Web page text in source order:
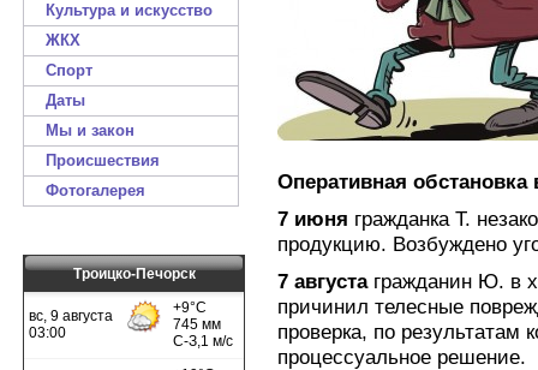
Культура и искусство
ЖКХ
Спорт
Даты
Мы и закон
Происшествия
Фотогалерея
Троицко-Печорск
Оперативная обстановка
7 июня гражданка Т.
продукцию. Возбуждено
7 августагражданин Ю. в
причинил телесные
проверка, по результатам
процессуальное решение.